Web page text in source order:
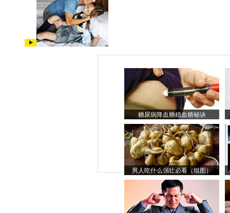
糖尿病降血糖稳血糖秘诀
男人吃什么强壮必看（组图）